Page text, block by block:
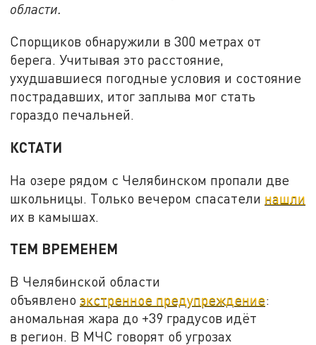
области.
Спорщиков обнаружили в 300 метрах от
берега. Учитывая это расстояние,
ухудшавшиеся погодные условия и состояние
пострадавших, итог заплыва мог стать
гораздо печальней.
КСТАТИ
На озере рядом с Челябинском пропали две
школьницы. Только вечером спасатели нашли
их в камышах.
ТЕМ ВРЕМЕНЕМ
В Челябинской области
объявленоэкстренное предупреждение:
аномальная жара до +39 градусов идёт
в регион. В МЧС говорят об угрозах